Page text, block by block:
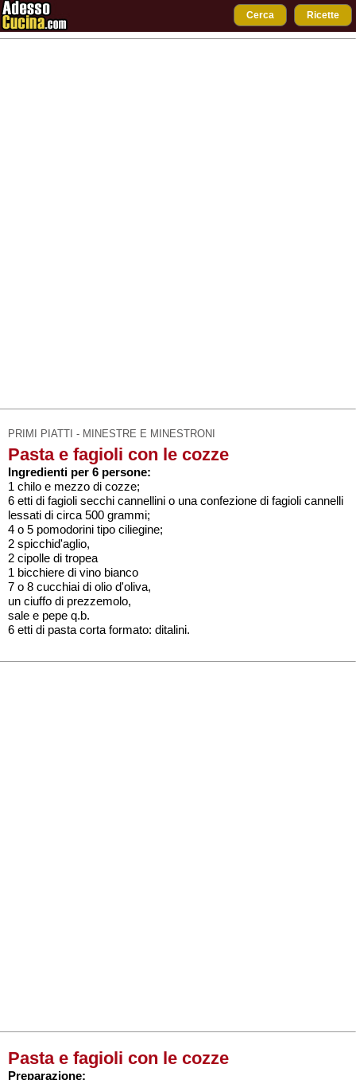
Cerca Ricette
PRIMI PIATTI - MINESTRE E MINESTRONI
Pasta e fagioli con le cozze
Ingredienti per 6 persone:
1 chilo e mezzo di cozze;
6 etti di fagioli secchi cannellini o una confezione di fagioli cannelli
lessati di circa 500 grammi;
4 o 5 pomodorini tipo ciliegine;
2 spicchid'aglio,
2 cipolle di tropea
1 bicchiere di vino bianco
7 o 8 cucchiai di olio d'oliva,
un ciuffo di prezzemolo,
sale e pepe q.b.
6 etti di pasta corta formato: ditalini.
Pasta e fagioli con le cozze
Preparazione: